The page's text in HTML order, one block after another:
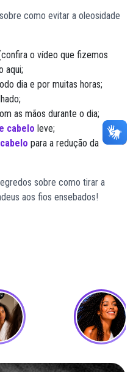
como evitar a oleosidade
o vídeo que fizemos
aqui;
dia e por muitas horas;
as mãos durante o dia;
cabelo leve;
para a redução da
sobre como tirar a
aos fios ensebados!